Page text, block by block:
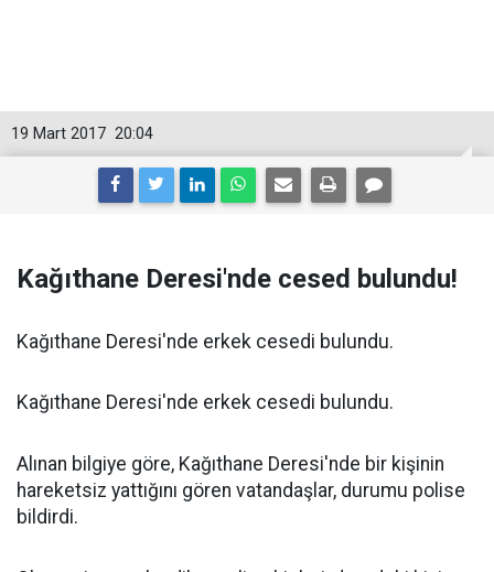
20:04
19 Mart 2017
Kağıthane Deresi'nde cesed bulundu!
Kağıthane Deresi'nde erkek cesedi bulundu.
Kağıthane Deresi'nde erkek cesedi bulundu.
Alınan bilgiye göre, Kağıthane Deresi'nde bir kişinin
hareketsiz yattığını gören vatandaşlar, durumu polise
bildirdi.